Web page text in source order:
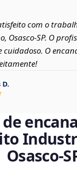
com o
Osasco‑SP. O
cuidadoso. O
D.
de